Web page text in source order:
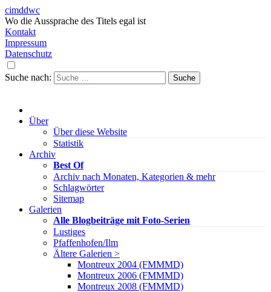
cimddwc
Wo die Aussprache des Titels egal ist
Kontakt
Impressum
Datenschutz
Suche nach:
Über
Über diese Website
Statistik
Archiv
Best Of
Archiv nach Monaten, Kategorien & mehr
Schlagwörter
Sitemap
Galerien
Alle Blogbeiträge mit Foto-Serien
Lustiges
Pfaffenhofen/Ilm
Ältere Galerien >
Montreux 2004 (FMMMD)
Montreux 2006 (FMMMD)
Montreux 2008 (FMMMD)